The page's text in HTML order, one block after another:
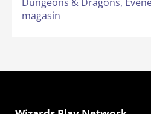
magasin